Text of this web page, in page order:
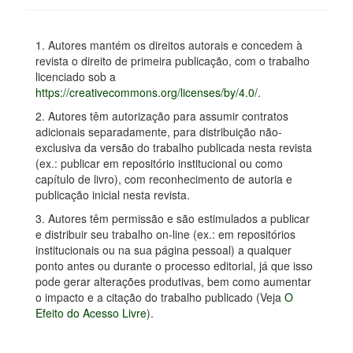
1. Autores mantém os direitos autorais e concedem à
revista o direito de primeira publicação, com o trabalho
licenciado sob a
https://creativecommons.org/licenses/by/4.0/.
2. Autores têm autorização para assumir contratos
adicionais separadamente, para distribuição não-
exclusiva da versão do trabalho publicada nesta revista
(ex.: publicar em repositório institucional ou como
capítulo de livro), com reconhecimento de autoria e
publicação inicial nesta revista.
3. Autores têm permissão e são estimulados a publicar
e distribuir seu trabalho on-line (ex.: em repositórios
institucionais ou na sua página pessoal) a qualquer
ponto antes ou durante o processo editorial, já que isso
pode gerar alterações produtivas, bem como aumentar
o impacto e a citação do trabalho publicado (Veja O
Efeito do Acesso Livre).